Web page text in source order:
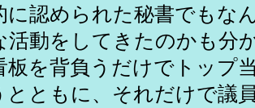
に認められた秘書でもな
活動をしてきたのかも分
板を背負うだけでトップ
とともに、それだけで議